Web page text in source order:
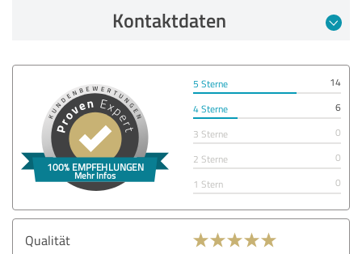
Kontaktdaten
5 Sterne
14
4 Sterne
6
3 Sterne
0
2 Sterne
0
1 Stern
0
Qualität